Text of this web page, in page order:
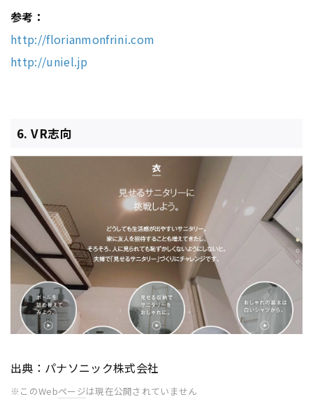
参考：
http://florianmonfrini.com
http://uniel.jp
6. VR志向
出典：パナソニック株式会社
※このWebページは現在公開されていません